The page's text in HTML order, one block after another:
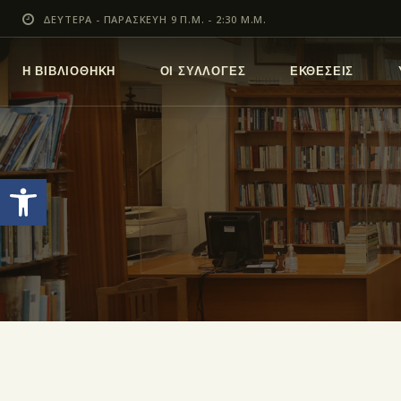
Ανοίξτε τη γραμμή εργαλείων
ΔΕΥΤΕΡΑ - ΠΑΡΑΣΚΕΥΗ 9 Π.Μ. - 2:30 Μ.Μ.
Η ΒΙΒΛΙΟΘΗΚΗ ΟΙ ΣΥΛΛΟΓΕΣ ΕΚΘΕΣΕΙΣ